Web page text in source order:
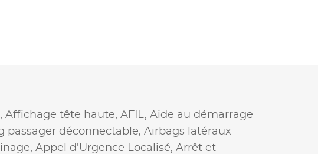
Affichage tête haute, AFIL, Aide au démarrage
passager déconnectable, Airbags latéraux
Appel d'Urgence Localisé, Arrêt et